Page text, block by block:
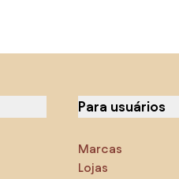
Para usuários
Marcas
Lojas